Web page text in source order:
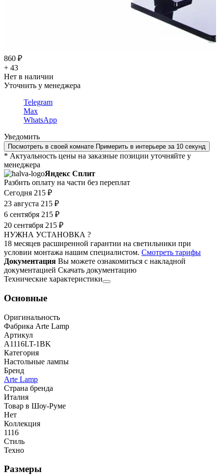
860 ₽
+ 43
Нет в наличии
Уточнить у менеджера
Telegram
Max
WhatsApp
Уведомить
Посмотреть в своей комнате Примерить в интерьере за 10 секунд
* Актуальность цены на заказные позиции уточняйте у
менеджера
Яндекс Сплит
Разбить оплату на части без переплат
Сегодня 215 ₽
23 августа 215 ₽
6 сентября 215 ₽
20 сентября 215 ₽
НУЖНА УСТАНОВКА ?
18 месяцев расширенной гарантии на светильники при
условии монтажа нашим специалистом. Смотреть тарифы
Документация Вы можете ознакомиться с накладной
документацией Скачать документацию
Технические характеристики
Основные
Оригинальность
Фабрика Arte Lamp
Артикул
A1116LT-1BK
Категория
Настольные лампы
Бренд
Arte Lamp
Страна бренда
Италия
Товар в Шоу-Руме
Нет
Коллекция
1116
Стиль
Техно
Размеры